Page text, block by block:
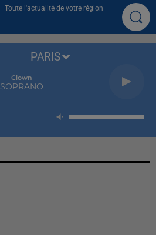
Toute l'actualité de votre région
Clown
SOPRANO
PARIS